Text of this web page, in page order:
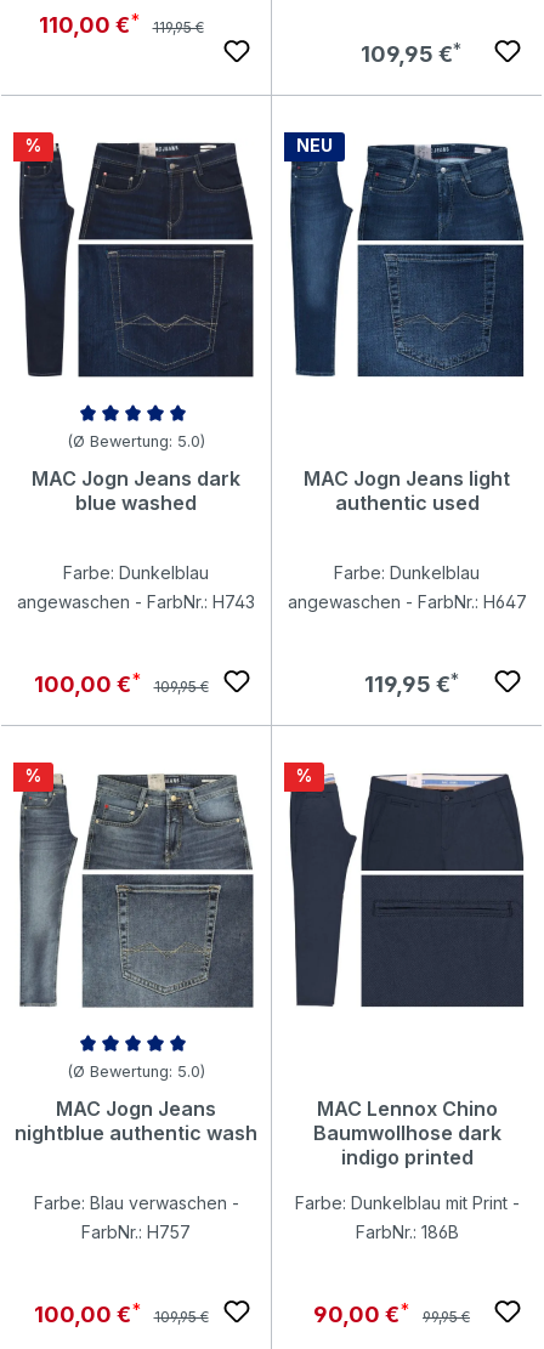
Verkaufspreis:
110,00 € Regulärer Preis:
119,95 €
Regulärer Preis:
109,95 €
Rabatt
%
Durchschnittliche Bewertung von 5 von 5 Sternen
(Ø Bewertung: 5.0)
MAC Jogn Jeans dark
blue washed
Farbe: Dunkelblau
angewaschen - FarbNr.: H743
Verkaufspreis:
100,00 € Regulärer Preis:
109,95 €
NEU
MAC Jogn Jeans light
authentic used
Farbe: Dunkelblau
angewaschen - FarbNr.: H647
Regulärer Preis:
119,95 €
Rabatt
%
Durchschnittliche Bewertung von 5 von 5 Sternen
(Ø Bewertung: 5.0)
MAC Jogn Jeans
nightblue authentic wash
Farbe: Blau verwaschen -
FarbNr.: H757
Verkaufspreis:
100,00 € Regulärer Preis:
109,95 €
Rabatt
%
MAC Lennox Chino
Baumwollhose dark
indigo printed
Farbe: Dunkelblau mit Print -
FarbNr.: 186B
Verkaufspreis:
90,00 € Regulärer Preis:
99,95 €